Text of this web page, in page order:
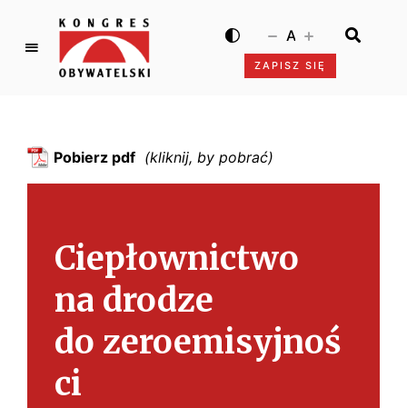
K
g
O
b
w
a
t
e
l
ZAPISZ SIĘ
A
Pobierz pdf
Ciepłownictwo
na drodze
do zeroemisyjnoś
ci